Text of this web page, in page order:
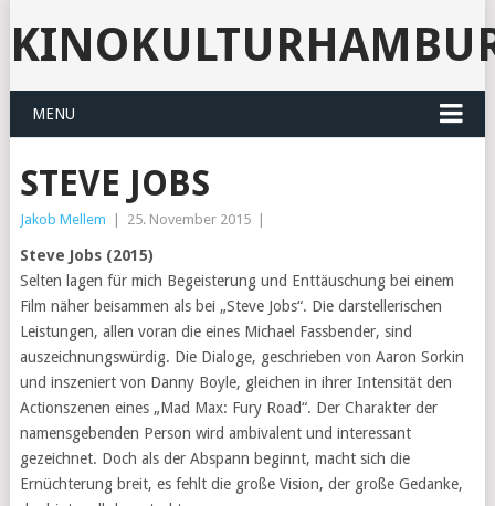
MENU
STEVE JOBS
Jakob Mellem 25. November 2015
Steve Jobs (2015)
Selten lagen für mich Begeisterung und Enttäuschung bei einem
Film näher beisammen als bei „Steve Jobs“. Die darstellerischen
Leistungen, allen voran die eines Michael Fassbender, sind
auszeichnungswürdig. Die Dialoge, geschrieben von Aaron Sorkin
und inszeniert von Danny Boyle, gleichen in ihrer Intensität den
Actionszenen eines „Mad Max: Fury Road“. Der Charakter der
namensgebenden Person wird ambivalent und interessant
gezeichnet. Doch als der Abspann beginnt, macht sich die
Ernüchterung breit, es fehlt die große Vision, der große Gedanke,